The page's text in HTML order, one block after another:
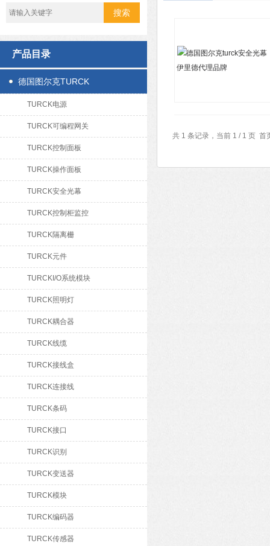
产品目录
德国图尔克TURCK
TURCK电源
TURCK可编程网关
TURCK控制面板
TURCK操作面板
TURCK安全光幕
TURCK控制柜监控
TURCK隔离栅
TURCK元件
TURCKI/O系统模块
TURCK照明灯
TURCK耦合器
TURCK线缆
TURCK接线盒
TURCK连接线
TURCK条码
TURCK接口
TURCK识别
TURCK变送器
TURCK模块
TURCK编码器
TURCK传感器
共 1 条记录，当前 1 / 1 页